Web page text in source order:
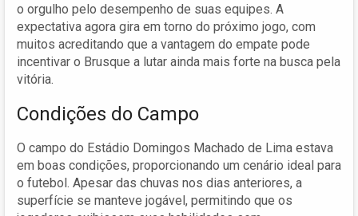
o orgulho pelo desempenho de suas equipes. A
expectativa agora gira em torno do próximo jogo, com
muitos acreditando que a vantagem do empate pode
incentivar o Brusque a lutar ainda mais forte na busca pela
vitória.
Condições do Campo
O campo do Estádio Domingos Machado de Lima estava
em boas condições, proporcionando um cenário ideal para
o futebol. Apesar das chuvas nos dias anteriores, a
superfície se manteve jogável, permitindo que os